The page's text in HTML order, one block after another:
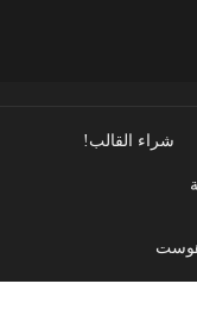
شراء القالب!